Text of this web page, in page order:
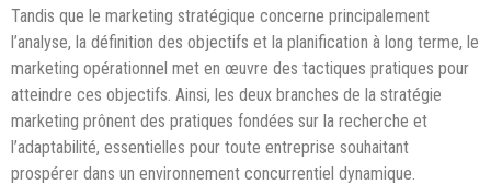
Tandis que le marketing stratégique concerne principalement
l’analyse, la définition des objectifs et la planification à long terme, le
marketing opérationnel met en œuvre des tactiques pratiques pour
atteindre ces objectifs. Ainsi, les deux branches de la stratégie
marketing prônent des pratiques fondées sur la recherche et
l’adaptabilité, essentielles pour toute entreprise souhaitant
prospérer dans un environnement concurrentiel dynamique.